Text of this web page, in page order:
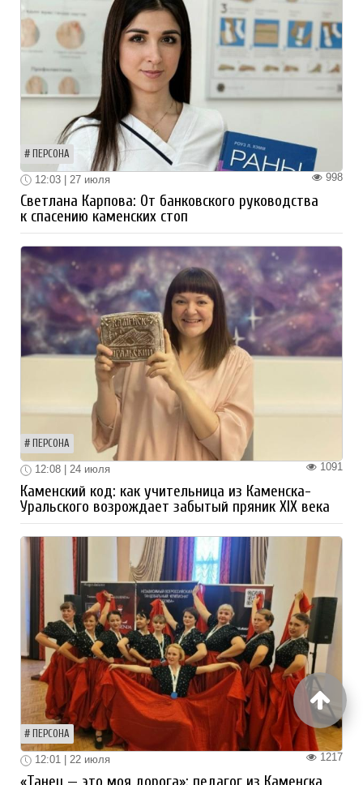
ПЕРСОНА
998
12:03 | 27 июля
Светлана Карпова: От банковского руководства
к спасению каменских стоп
ПЕРСОНА
1091
12:08 | 24 июля
Каменский код: как учительница из Каменска-
Уральского возрождает забытый пряник XIX века
ПЕРСОНА
1217
12:01 | 22 июля